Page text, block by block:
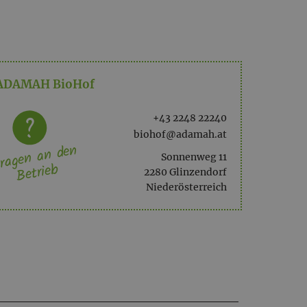
BioHof
+43 2248 22240
biohof@adamah.at
Sonnenweg 11
2280 Glinzendorf
Niederösterreich
an den
Betrieb